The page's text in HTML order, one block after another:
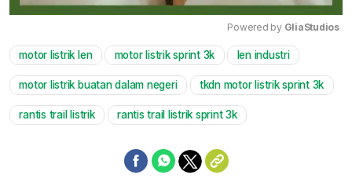
Mute
Powered by GliaStudios
motor listrik len motor listrik sprint 3k len industri
motor listrik buatan dalam negeri tkdn motor listrik sprint 3k
rantis trail listrik rantis trail listrik sprint 3k